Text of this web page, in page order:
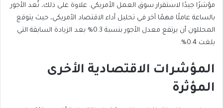
مؤشرًا جيدًا لاستقرار سوق العمل الأمريكي. علاوة على ذلك، تُعد الأجور
بالساعة عاملًا مهمًا آخر في تحليل أداء الاقتصاد الأمريكي، حيث يتوقع
المحللون أن يرتفع معدل الأجور بنسبة 0.3% بعد الزيادة السابقة التي
بلغت 0.4%.
المؤشرات الاقتصادية الأخرى
المؤثرة